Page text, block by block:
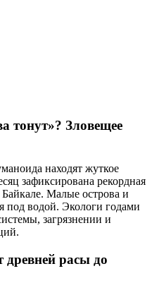
тонут»? Зловещее
находят жуткое
зафиксирована рекордная
Малые острова и
под водой. Экологи годами
загрязнении и
древней расы до